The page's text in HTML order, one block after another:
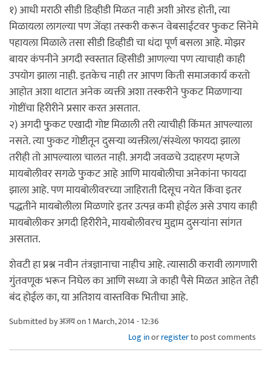
१) आधी मराठी सीडी डिव्हीडी मिळत नाही अशी ओरड होती, त्या
मिळायला लागल्या पण जेंव्हा तस्करी करून वेबसाईटवर फु़कट सिनेमे
पहायला मिळाले तसा सीडी डिव्हीडी चा धंदा पूर्ण बसला आहे. मोझर
बायर कंपनीने अगदी स्वस्तात व्हिसीडी आणल्या पण त्याचाही काही
उपयोग झाला नाही. इतकेच नाही तर आपण किती समाजकार्य करतो
आहोत अशा थाटात अनेक व्यक्ती अशा तस्करीने फुकट मिळणार्‍या
गोष्टींचा हिरीरीने प्रसार करत असतात.
२) अगदी फु़कट एखादी गोष्ट मिळाली तरी त्याचीही किंमत आपल्याला
नसते. त्या फुकट गोष्टीतून दुसर्‍या व्यक्तीला/संस्थेला फायदा झाला
तरीही तो आपल्याला चालत नाही. अगदी जवळचे उदाहरण म्हणजे
मायबोलीवर सगळे फु़कट आहे आणि मायबोलीचा अनेकांना फायदा
झाला आहे. पण मायबोलीवरच्या जाहिराती दिसूच नयेत किंवा इतर
पद्धतीने मायबोलीला मिळणारे इतर उत्पन्न कमी होईल असे उपाय काही
मायबोलीकर अगदी हिरीरीने, मायबोलीवरच मुद्दाम दुसर्‍यांना सांगत
असतात.
शेवटी हा प्रश्न नवीन तंत्रज्ञानाचा नाहीच आहे. त्यासाठी करावी लागणारी
गुंतवणूक भरून निघेल का आणि सध्या जे काही पैसे मिळत आहेत तेही
बंद होईल का, या अतिशय वास्तविक भितीचा आहे.
Submitted byअजयon 1 March, 2014 - 12:36
Log inorregisterto post comments